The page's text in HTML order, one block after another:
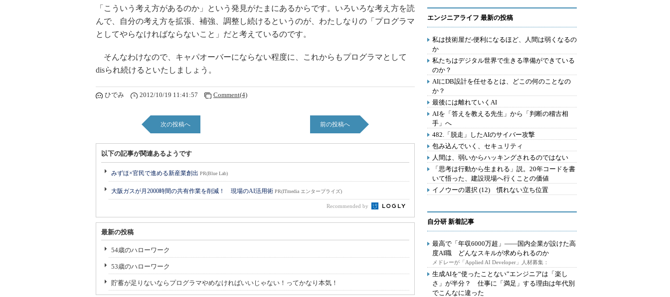
「こういう考え方があるのか」という発見がたまにあるからです。いろいろな考え方を読
んで、自分の考え方を拡張、補強、調整し続けるというのが、わたしなりの「プログラマ
としてやらなければならないこと」だと考えているのです。
そんなわけなので、キャパオーバーにならない程度に、これからもプログラマとして
disられ続けるといたしましょう。
ひでみ 2012/10/19 11:41:57 Comment(4)
次の投稿へ 前の投稿へ
以下の記事が関連あるようです
みずほ×官民で進める新産業創出 PR(Blue Lab)
大阪ガスが月2000時間の共有作業を削減！ 現場のAI活用術 PR(ITmedia エンタープライズ)
Recommended by
最新の投稿
54歳のハローワーク
53歳のハローワーク
貯蓄が足りないならプログラマやめなければいいじゃない！ってかなり本気！
エンジニアライフ 最新の投稿
私は技術屋だ-便利になるほど、人間は弱くなるの
か
私たちはデジタル世界で生きる準備ができている
のか？
AIにDB設計を任せるとは、どこの何のことなの
か？
最後には離れていくAI
AIを「答えを教える先生」から「判断の稽古相
手」へ
482.「脱走」したAIのサイバー攻撃
包み込んでいく、セキュリティ
人間は、弱いからハッキングされるのではない
「思考は行動から生まれる」説。20年コードを書
いて悟った、建設現場へ行くことの価値
イノウーの選択 (12) 慣れない立ち位置
自分研 新着記事
最高で「年収6000万超」――国内企業が設けた高
度AI職 どんなスキルが求められるのか
メドレーが「Applied AI Developer」人材募集：
生成AIを“使ったことない”エンジニアは「楽し
さ」が半分？ 仕事に「満足」する理由は年代別
でこんなに違った